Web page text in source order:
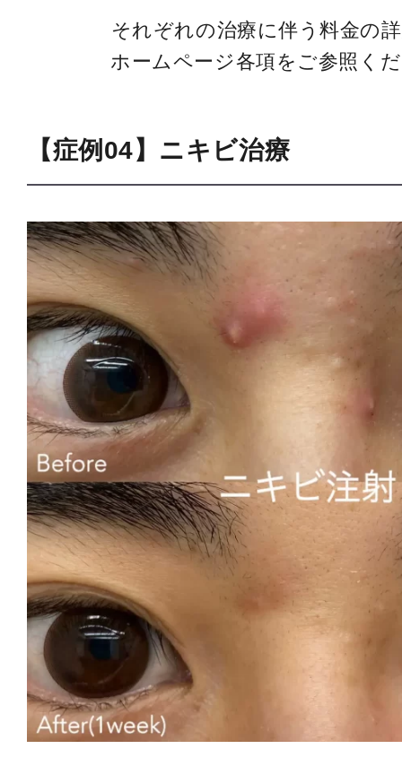
それぞれの治療に伴う料金の
ホームページ各項をご参照く
【症例04】ニキビ治療